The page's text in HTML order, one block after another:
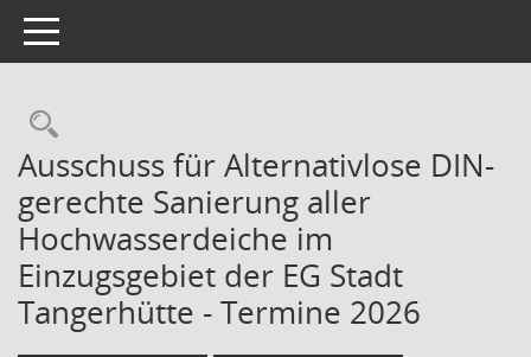
Toggle navigation
Rechercheauswahl
Ausschuss für Alternativlose DIN-
gerechte Sanierung aller
Hochwasserdeiche im
Einzugsgebiet der EG Stadt
Tangerhütte - Termine 2026